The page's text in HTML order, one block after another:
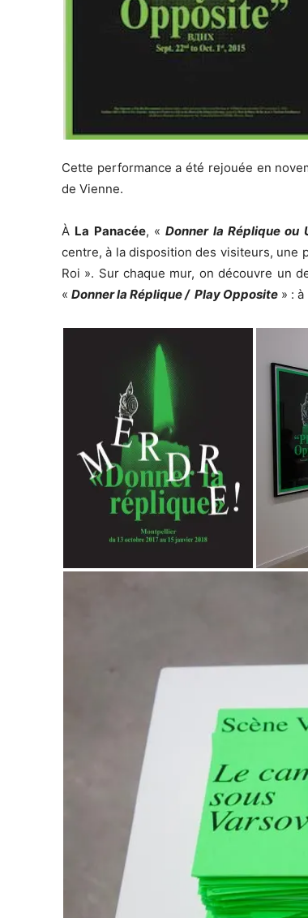
Cette performance a été rejouée en
de Vienne.
À La Panacée, «Donner la Réplique ou
centre, à la disposition des visiteurs, une
Roi ». Sur chaque mur, on découvre un
« Donner la Réplique / Play Opposite » :